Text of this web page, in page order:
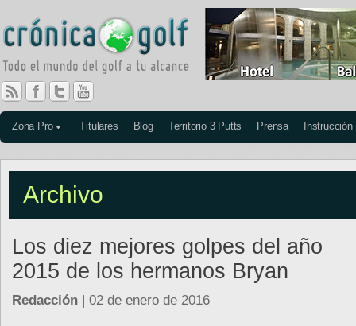
Zona Pro Titulares Blog Territorio 3 Putts Prensa Instrucción
Archivo
Los diez mejores golpes del año
2015 de los hermanos Bryan
Redacción | 02 de enero de 2016